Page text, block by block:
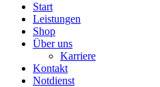
Start
Leistungen
Shop
Über uns
Karriere
Kontakt
Notdienst